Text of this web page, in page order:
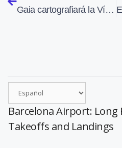
Gaia cartografiará la Vía Láctea en 3D
Barcelona Airport: Long
Takeoffs and Landings